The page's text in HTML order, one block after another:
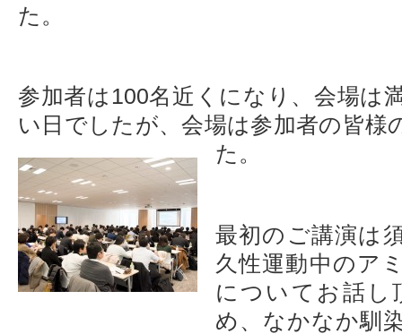
た。
参加者は100名近くになり、会場は
い日でしたが、会場は参加者の皆様
た。
最初のご講演は
久性運動中のア
についてお話し
め、なかなか馴